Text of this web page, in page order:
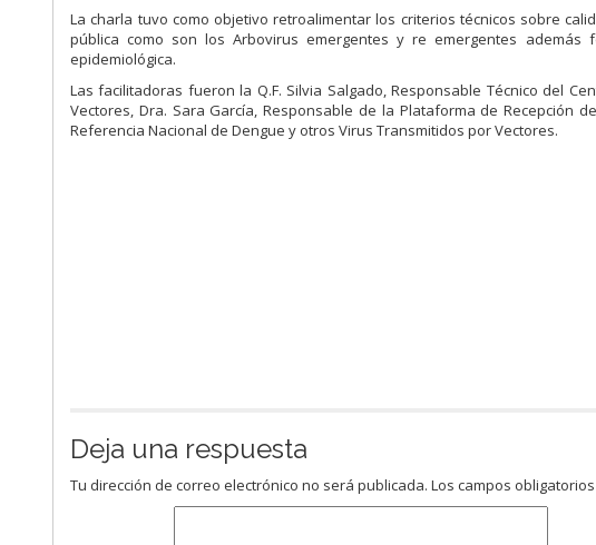
La charla tuvo como objetivo retroalimentar los criterios técnicos sobre
pública como son los Arbovirus emergentes y re emergentes
epidemiológica.
Las facilitadoras fueron la Q.F. Silvia Salgado, Responsable Técnico del
Vectores, Dra. Sara García, Responsable de la Plataforma de Recepción
Referencia Nacional de Dengue y otros Virus Transmitidos por Vectores.
Deja una respuesta
Tu dirección de correo electrónico no será publicada. Los campos